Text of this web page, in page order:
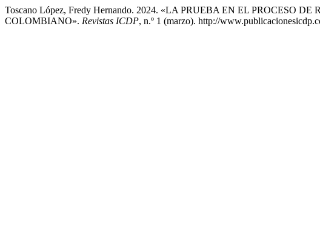
Toscano López, Fredy Hernando. 2024. «LA PRUEBA EN EL
COLOMBIANO». Revistas ICDP, n.º 1 (marzo). http://